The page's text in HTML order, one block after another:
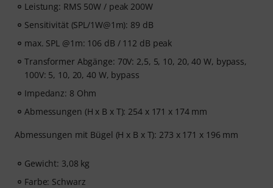
Leistung: RMS 50W / peak 200W
Sensitivität (SPL/1W@1m): 89 dB
max. SPL @1m: 106 dB / 112 dB peak
Transformer Abgänge: 70V: 2,5, 5, 10, 20, 40 W, bypass,
100V: 5, 10, 20, 40 W, bypass
Impedanz: 8 Ohm
Abmessungen (H x B x T): 254 x 171 x 174 mm
Abmessungen mit Bügel (H x B x T): 273 x 171 x 196 mm
Gewicht: 3,08 kg
Farbe: Schwarz